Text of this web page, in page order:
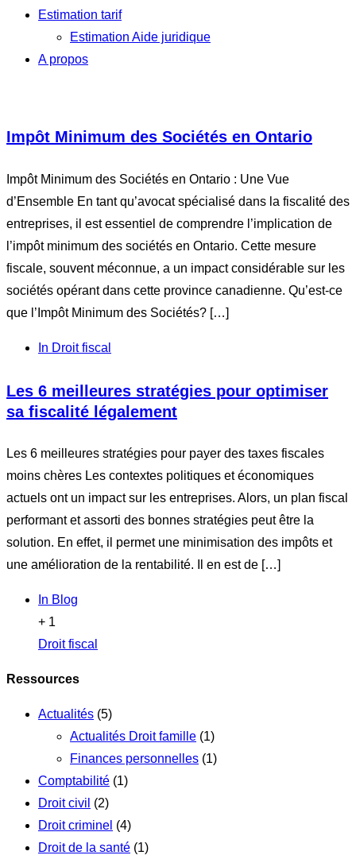
Estimation tarif
Estimation Aide juridique
A propos
Impôt Minimum des Sociétés en Ontario
Impôt Minimum des Sociétés en Ontario : Une Vue
d’Ensemble En tant qu’avocat spécialisé dans la fiscalité des
entreprises, il est essentiel de comprendre l’implication de
l’impôt minimum des sociétés en Ontario. Cette mesure
fiscale, souvent méconnue, a un impact considérable sur les
sociétés opérant dans cette province canadienne. Qu’est-ce
que l’Impôt Minimum des Sociétés? […]
In Droit fiscal
Les 6 meilleures stratégies pour optimiser
sa fiscalité légalement
Les 6 meilleures stratégies pour payer des taxes fiscales
moins chères Les contextes politiques et économiques
actuels ont un impact sur les entreprises. Alors, un plan fiscal
performant et assorti des bonnes stratégies peut être la
solution. En effet, il permet une minimisation des impôts et
une amélioration de la rentabilité. Il en est de […]
In Blog
+ 1
Droit fiscal
Ressources
Actualités (5)
Actualités Droit famille (1)
Finances personnelles (1)
Comptabilité (1)
Droit civil (2)
Droit criminel (4)
Droit de la santé (1)